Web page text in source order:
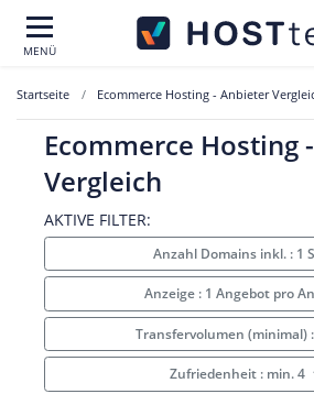
MENÜ
Startseite Ecommerce Hosting - Anbieter
Ecommerce Hosting
Vergleich
AKTIVE FILTER:
Anzahl Domains inkl. : 1
Anzeige : 1 Angebot pro
Transfervolumen (minimal)
Zufriedenheit : min. 4